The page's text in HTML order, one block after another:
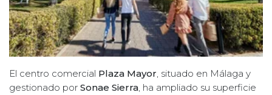
El centro comercial Plaza Mayor, situado en Málaga y
gestionado por Sonae Sierra, ha ampliado su superficie